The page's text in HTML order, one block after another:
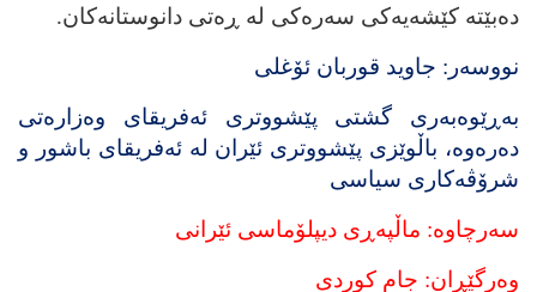
ده‌بێته‌ کێشه‌یه‌کی سه‌ره‌کی له‌ ڕه‌تی دانوستانه‌کان.
نووسه‌ر: جاوید قوربان ئۆغلی
به‌ڕێوه‌به‌ری گشتی پێشووتری ئه‌فریقای وه‌زاره‌تی
ده‌ره‌وه‌، باڵوێزی پێشووتری ئێران له‌ ئه‌فریقای باشور و
شرۆڤه‌کاری سیاسی
سه‌رچاوه‌: ماڵپه‌ڕی دیپلۆماسی ئێرانی
وه‌رگێڕان: جام کوردی